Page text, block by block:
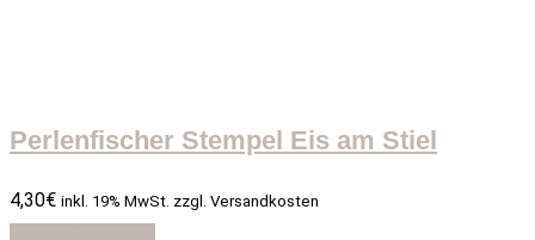
Perlenfischer Stempel Eis am Stiel
4,30€ inkl. 19% MwSt. zzgl. Versandkosten